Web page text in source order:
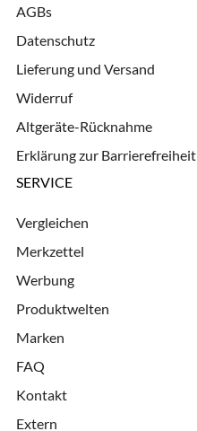
AGBs
Datenschutz
Lieferung und Versand
Widerruf
Altgeräte-Rücknahme
Erklärung zur Barrierefreiheit
SERVICE
Vergleichen
Merkzettel
Werbung
Produktwelten
Marken
FAQ
Kontakt
Extern